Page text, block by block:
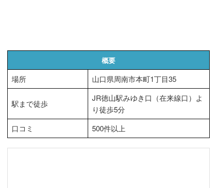
概要
場所 山口県周南市本町1丁目35
駅まで徒歩
JR徳山駅みゆき口（在来線口）よ
り徒歩5分
口コミ
500件以上